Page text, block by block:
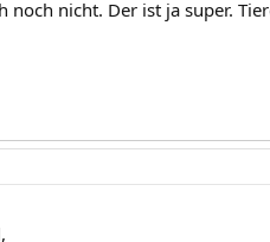
nicht. Der ist ja super.